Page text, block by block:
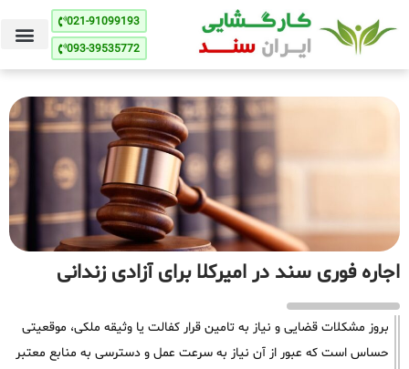
021-91099193
093-39535772
اجاره فوری سند در امیرکلا برای آزادی زندانی
بروز مشکلات قضایی و نیاز به تامین قرار کفالت یا وثیقه ملکی، موقعیتی
حساس است که عبور از آن نیاز به سرعت عمل و دسترسی به منابع معتبر